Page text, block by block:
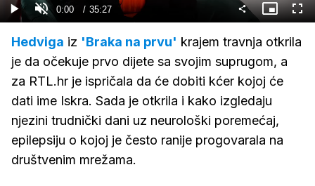
GledajUpali
zvuk
Current
Time
0:00 / Duration
35:27
Slika
u
Hedviga iz 'Braka na prvu' krajem travnja otkrila
je da očekuje prvo dijete sa svojim suprugom, a
za RTL.hr je ispričala da će dobiti kćer kojoj će
dati ime Iskra. Sada je otkrila i kako izgledaju
njezini trudnički dani uz neurološki poremećaj,
epilepsiju o kojoj je često ranije progovarala na
društvenim mrežama.